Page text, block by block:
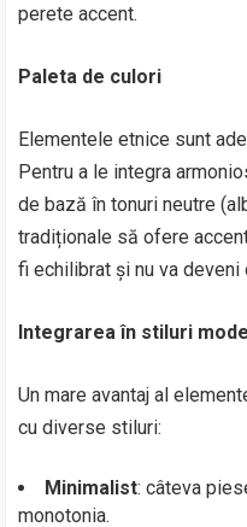
perete accent.
Paleta de culori
Elementele etnice sunt
Pentru a le integra
de bază în tonuri neutre
tradiționale să ofere
fi echilibrat și nu va
Integrarea în stiluri
Un mare avantaj al
cu diverse stiluri:
Minimalist: câteva
monotonia.